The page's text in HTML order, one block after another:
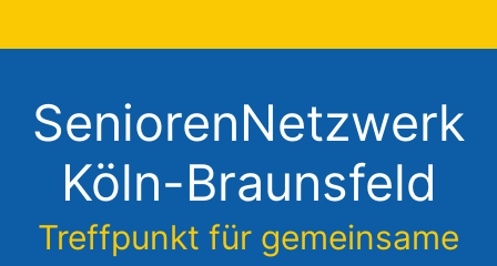
SeniorenNetzwerk
Köln-Braunsfeld
Treffpunkt für gemeinsame